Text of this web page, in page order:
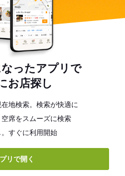
ったアプリで
お店探し
地検索。検索が快適に
席をスムーズに検索
すぐに利用開始
リで開く